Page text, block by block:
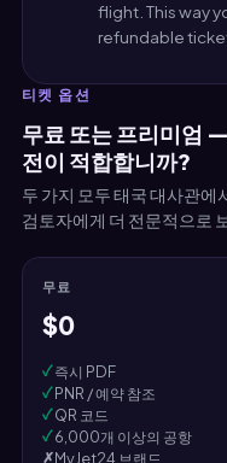
flight. This way
refundable
티켓 옵션
무료 또는 프리미엄
전이 적합합니까?
두 가지 모두 태국 대사관
검토자에게 더 전문적으로
무료
$0
✓ 즉시 PDF
✓ PNR / 예약 참조
✓ QR 코드
✓ 6,000개 이상의 공항
✗MyJet24 브랜드